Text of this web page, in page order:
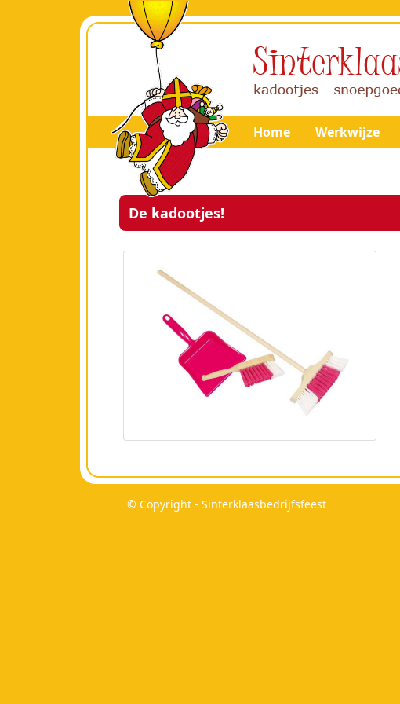
Home Werkwijze
De kadootjes!
© Copyright - Sinterklaasbedrijfsfeest